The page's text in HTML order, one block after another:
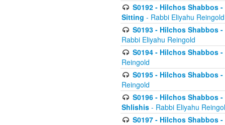
S0192 - Hilchos Shabbos
Sitting - Rabbi Eliyahu Reingold
S0193 - Hilchos Shabbos
Rabbi Eliyahu Reingold
S0194 - Hilchos Shabbos
Reingold
S0195 - Hilchos Shabbos
Reingold
S0196 - Hilchos Shabbos
Shlishis - Rabbi Eliyahu
S0197 - Hilchos Shabbos